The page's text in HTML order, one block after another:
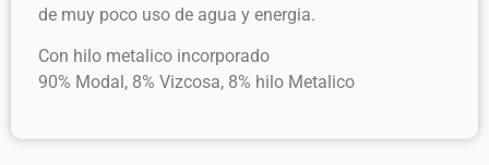
de muy poco uso de agua y energia.
Con hilo metalico incorporado
90% Modal, 8% Vizcosa, 8% hilo Metalico